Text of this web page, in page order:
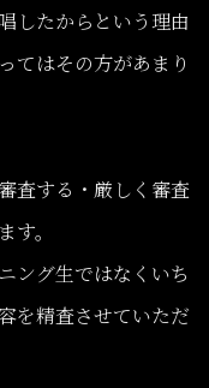
したからという理由
てはその方があまり
査する・厳しく審査
。
ング生ではなくいち
を精査させていただ